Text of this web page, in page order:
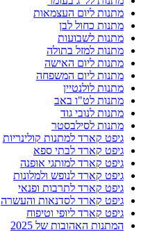
מתנות ליום העצמאות
מתנות כחול לבן
מתנות לשבועות
מתנות למזל בתולה
מתנות ליום האישה
מתנות ליום המשפחה
מתנות לולנטיין
מתנות לט"ו באב
מתנות לנובי גוד
מתנות לסילבסטר
גיפט קארד למתנות קולינריות
גיפט קארד לבתי ספא
גיפט קארד למותגי אופנה
גיפט קארד לנופש ולמלונות
גיפט קארד לתרבות ופנאי
גיפט קארד לסדנאות והעשרה
גיפט קארד ליופי וטיפוח
המתנות האהובות של 2025